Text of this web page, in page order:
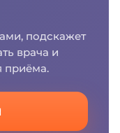
подскажет
врача и
приёма.